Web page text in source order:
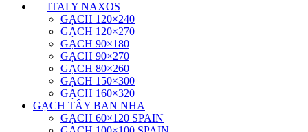
ITALY NAXOS
GẠCH 120×240
GẠCH 120×270
GẠCH 90×180
GẠCH 90×270
GẠCH 80×260
GẠCH 150×300
GẠCH 160×320
GẠCH TÂY BAN NHA
GẠCH 60×120 SPAIN